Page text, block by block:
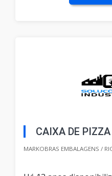
CAIXA DE
MARKOBRAS EMBALAGENS /